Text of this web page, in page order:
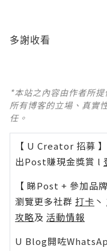
多謝收看
*本站之內容由作者所
所有博客的立場、真實
任。
【 U Creator 招募 】
出Post賺現金獎賞 l
【 睇Post + 參加品牌
瀏覽更多社群 打卡 丶
攻略及 活動情報
U Blog開咗